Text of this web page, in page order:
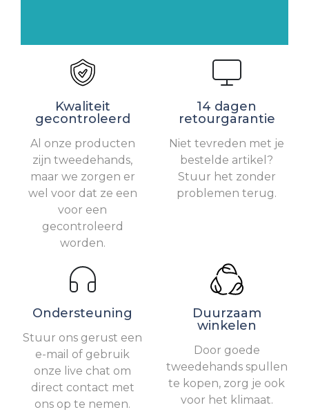
Kwaliteit
gecontroleerd
Al onze producten
zijn tweedehands,
maar we zorgen er
wel voor dat ze een
voor een
gecontroleerd
worden.
14 dagen
retourgarantie
Niet tevreden met je
bestelde artikel?
Stuur het zonder
problemen terug.
Ondersteuning
Stuur ons gerust een
e-mail of gebruik
onze live chat om
direct contact met
ons op te nemen.
Duurzaam
winkelen
Door goede
tweedehands spullen
te kopen, zorg je ook
voor het klimaat.